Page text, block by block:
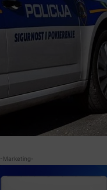
-Marketing-